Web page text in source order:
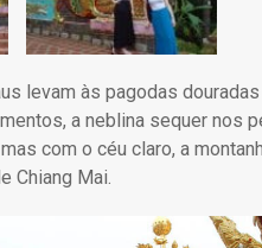
levam às pagodas
a neblina sequer nos
com o céu claro, a
Chiang Mai.